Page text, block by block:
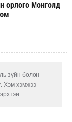
орлого Монголд
зүйн болон
Хэм хэмжээ